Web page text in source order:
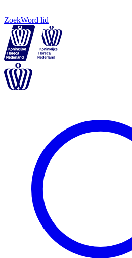
ZoekWord lid